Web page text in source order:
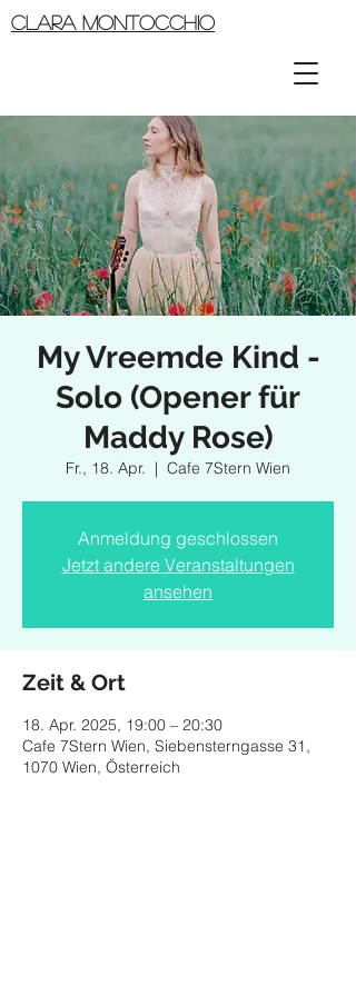
CLARA MONTOCCHIO
My Vreemde Kind -
Solo (Opener für
Maddy Rose)
Fr., 18. Apr.
  |
Cafe 7Stern Wien
Anmeldung geschlossen
Jetzt andere Veranstaltungen
ansehen
Zeit & Ort
18. Apr. 2025, 19:00 – 20:30
Cafe 7Stern Wien, Siebensterngasse 31,
1070 Wien, Österreich